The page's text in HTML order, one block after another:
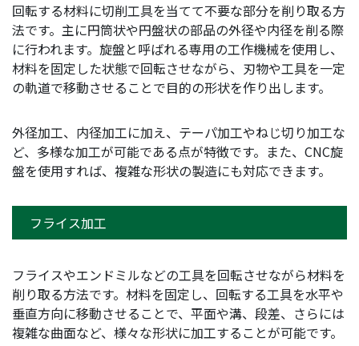
回転する材料に切削工具を当てて不要な部分を削り取る方
法です。主に円筒状や円盤状の部品の外径や内径を削る際
に行われます。旋盤と呼ばれる専用の工作機械を使用し、
材料を固定した状態で回転させながら、刃物や工具を一定
の軌道で移動させることで目的の形状を作り出します。
外径加工、内径加工に加え、テーパ加工やねじ切り加工な
ど、多様な加工が可能である点が特徴です。また、CNC旋
盤を使用すれば、複雑な形状の製造にも対応できます。
フライス加工
フライスやエンドミルなどの工具を回転させながら材料を
削り取る方法です。材料を固定し、回転する工具を水平や
垂直方向に移動させることで、平面や溝、段差、さらには
複雑な曲面など、様々な形状に加工することが可能です。